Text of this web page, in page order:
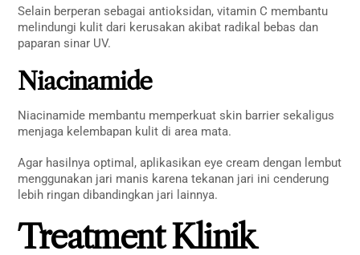
Selain berperan sebagai antioksidan, vitamin C membantu
melindungi kulit dari kerusakan akibat radikal bebas dan
paparan sinar UV.
Niacinamide
Niacinamide membantu memperkuat skin barrier sekaligus
menjaga kelembapan kulit di area mata.
Agar hasilnya optimal, aplikasikan eye cream dengan lembut
menggunakan jari manis karena tekanan jari ini cenderung
lebih ringan dibandingkan jari lainnya.
Treatment Klinik